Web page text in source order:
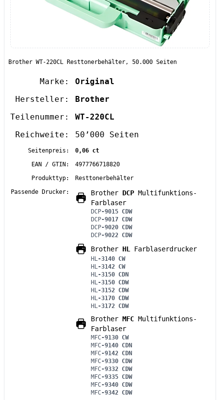
Brother WT-220CL Resttonerbehälter, 50.000 Seiten
Marke:
Original
Hersteller:
Brother
Teilenummer:
WT-220CL
Reichweite:
50’000 Seiten
Seitenpreis:
0,06 ct
EAN / GTIN:
4977766718820
Produkttyp:
Resttonerbehälter
Passende Drucker:
Brother DCP Multifunktions-
Farblaser
DCP-9015 CDW
DCP-9017 CDW
DCP-9020 CDW
DCP-9022 CDW
Brother HL Farblaserdrucker
HL -3140 CW
HL -3142 CW
HL -3150 CDN
HL -3150 CDW
HL -3152 CDW
HL -3170 CDW
HL -3172 CDW
Brother MFC Multifunktions-
Farblaser
MFC-9130 CW
MFC-9140 CDN
MFC-9142 CDN
MFC-9330 CDW
MFC-9332 CDW
MFC-9335 CDW
MFC-9340 CDW
MFC-9342 CDW